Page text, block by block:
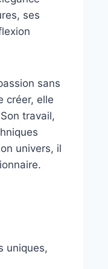
ses
sans
créer, elle
travail,
univers, il
uniques,